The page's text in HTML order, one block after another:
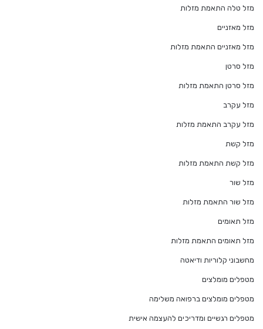
מזל טלה התאמת מזלות
מזל מאזניים
מזל מאזניים התאמת מזלות
מזל סרטן
מזל סרטן התאמת מזלות
מזל עקרב
מזל עקרב התאמת מזלות
מזל קשת
מזל קשת התאמת מזלות
מזל שור
מזל שור התאמת מזלות
מזל תאומים
מזל תאומים התאמת מזלות
מחשבוני קלוריות ודיאטה
מטפלים מומלצים
מטפלים מומלצים ברפואה משלימה
מטפלים רגשיים ומדריכים להעצמה אישית